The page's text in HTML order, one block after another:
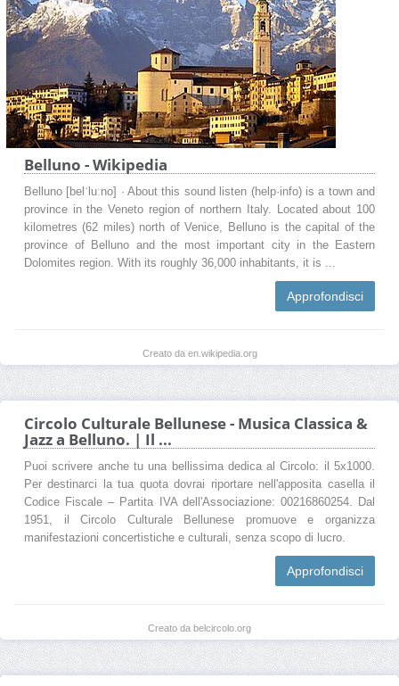
Belluno - Wikipedia
Belluno [belˈluːno] · About this sound listen (help·info) is a town and
province in the Veneto region of northern Italy. Located about 100
kilometres (62 miles) north of Venice, Belluno is the capital of the
province of Belluno and the most important city in the Eastern
Dolomites region. With its roughly 36,000 inhabitants, it is ...
Approfondisci
Creato da en.wikipedia.org
Circolo Culturale Bellunese - Musica Classica &
Jazz a Belluno. | Il ...
Puoi scrivere anche tu una bellissima dedica al Circolo: il 5x1000.
Per destinarci la tua quota dovrai riportare nell'apposita casella il
Codice Fiscale – Partita IVA dell'Associazione: 00216860254. Dal
1951, il Circolo Culturale Bellunese promuove e organizza
manifestazioni concertistiche e culturali, senza scopo di lucro.
Approfondisci
Creato da belcircolo.org